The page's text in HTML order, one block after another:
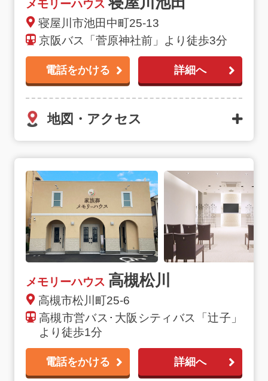
メモリーハウス
寝屋川市池田中町25-13
京阪バス「菅原神社前」より徒歩3分
電話をかける 詳細へ
地図・アクセス
メモリーハウス 高槻松川
高槻市松川町25-6
高槻市営バス･大阪シティバス「辻子」
より徒歩1分
電話をかける 詳細へ